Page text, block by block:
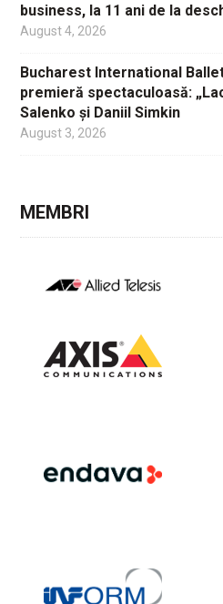
business, la 11 ani de la
August 4, 2026
Bucharest International
premieră spectaculoasă:
Salenko și Daniil Simkin
August 3, 2026
MEMBRI